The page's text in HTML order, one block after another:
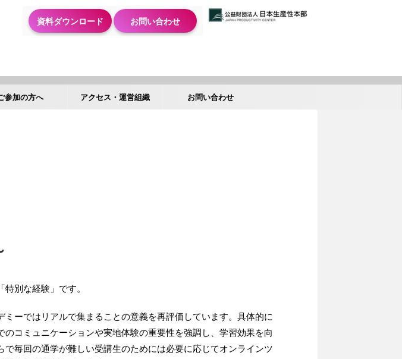
資料ダウンロード お問い合わせ
参加の方へ アクセス・運営組織 お問い合わせ
別な経験」です。
ーではリアルで集まることの意義を再評価しています。具体的に
コミュニケーションや実地体験の重要性を強調し、学習効果を向
毎回の通学が難しい受講生のためには必要に応じてオンラインツ